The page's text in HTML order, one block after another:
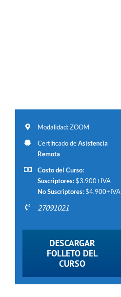
Modalidad: ZOOM
Certificado deAsistencia
Remota
Costo del Curso:
Suscriptores:$3.900+IVA
No Suscriptores:$4.900+IVA
27091021
DESCARGAR
FOLLETO DEL
CURSO